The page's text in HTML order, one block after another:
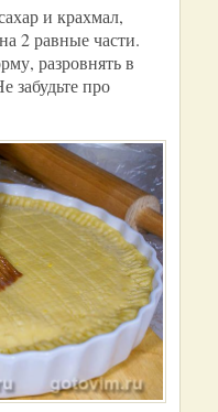
и крахмал,
2 равные части.
разровнять в
забудьте про